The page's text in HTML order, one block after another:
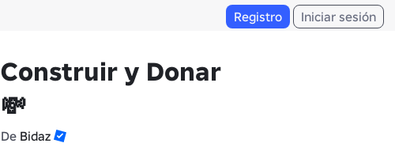
Registro Iniciar sesión
Construir y Donar
💸
De Bidaz